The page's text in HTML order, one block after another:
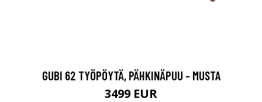
GUBI 62 TYÖPÖYTÄ, PÄHKINÄPUU - MUSTA
3499 EUR